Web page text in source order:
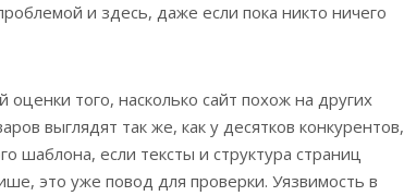
и здесь, даже если пока никто ничего
оценки того, насколько сайт похож на других
выглядят так же, как у десятков конкурентов,
шаблона, если тексты и структура страниц
это уже повод для проверки. Уязвимость в